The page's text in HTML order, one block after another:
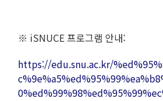
※ iSNUCE 프로그램 안내:
https://edu.snu.ac.kr/